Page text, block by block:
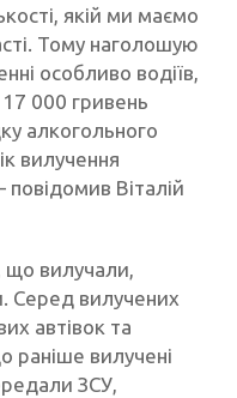
якій ми маємо
Тому наголошую
особливо водіїв,
000 гривень
алкогольного
вилучення
повідомив Віталій
що вилучали,
Серед вилучених
автівок та
раніше вилучені
ЗСУ,